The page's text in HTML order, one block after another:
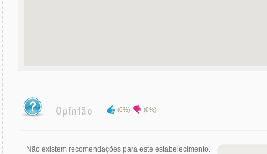
(0%) (0%)
Não existem recomendações para este estabelecimento.